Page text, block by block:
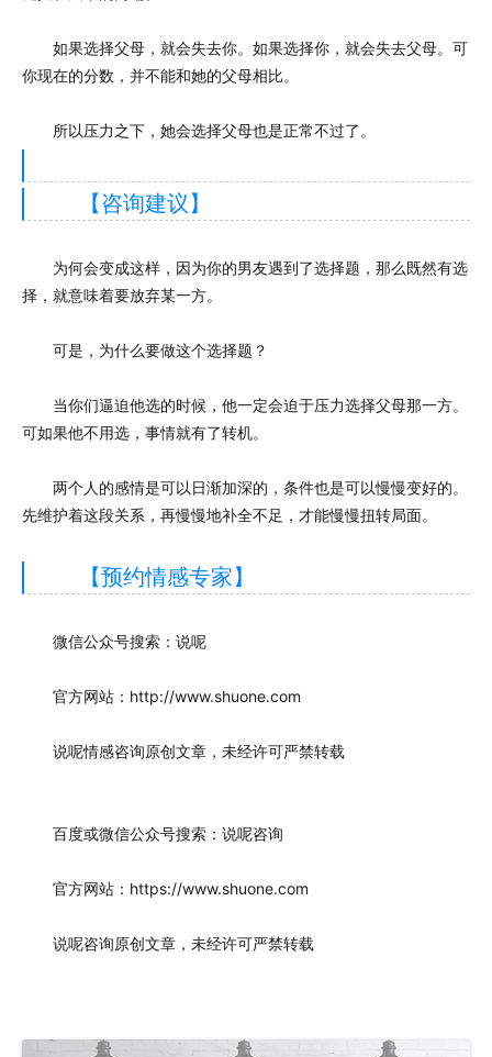
如果选择父母，就会失去你。如果选择你，就会失去父母。可
你现在的分数，并不能和她的父母相比。
所以压力之下，她会选择父母也是正常不过了。
【咨询建议】
为何会变成这样，因为你的男友遇到了选择题，那么既然有选
择，就意味着要放弃某一方。
可是，为什么要做这个选择题？
当你们逼迫他选的时候，他一定会迫于压力选择父母那一方。
可如果他不用选，事情就有了转机。
两个人的感情是可以日渐加深的，条件也是可以慢慢变好的。
先维护着这段关系，再慢慢地补全不足，才能慢慢扭转局面。
【预约情感专家】
微信公众号搜索：说呢
官方网站：http://www.shuone.com
说呢情感咨询原创文章，未经许可严禁转载
百度或微信公众号搜索：说呢咨询
官方网站：https://www.shuone.com
说呢咨询原创文章，未经许可严禁转载